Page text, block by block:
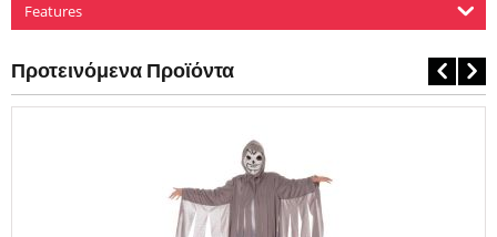
Features
Προτεινόμενα Προϊόντα